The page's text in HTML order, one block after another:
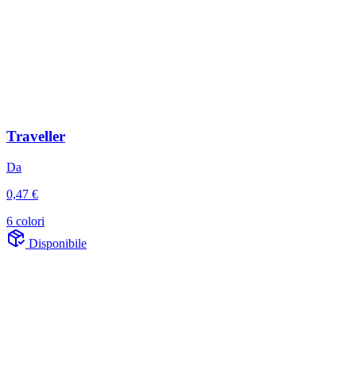
Traveller
Da
0,47 €
6 colori
Disponibile